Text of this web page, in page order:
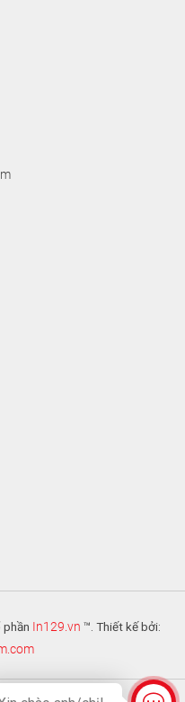
phần In129.vn ™. Thiết kế bởi: